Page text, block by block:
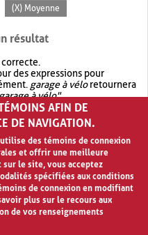
(X) Moyenne
résultat
des expressions pour
garage à véloretournera
à vélo".
avec OR.garage OR vélo
quegarage à vélo
AFIN DE
DE NAVIGATION.
des témoins de connexion
et offrir une meilleure
sur le site, vous acceptez
spécifiées aux conditions
de connexion en modifiant
plus sur le recours aux
de vos renseignements